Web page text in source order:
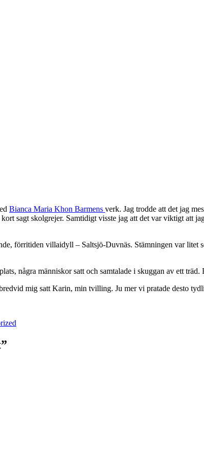
Bianca Maria Khon Barmens verk. Jag trodde att det jag
sagt skolgrejer. Samtidigt visste jag att det var viktigt att
förritiden villaidyll – Saltsjö-Duvnäs. Stämningen var
några människor satt och samtalade i skuggan av ett
mig satt Karin, min tvilling. Ju mer vi pratade desto